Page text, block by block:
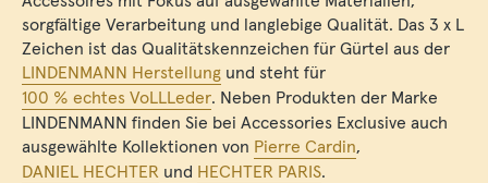
sorgfältige Verarbeitung und langlebige Qualität. Das 3 x L
Zeichen ist das Qualitätskennzeichen für Gürtel aus der
LINDENMANN Herstellung und steht für
100 % echtes VoLLLeder. Neben Produkten der Marke
LINDENMANN finden Sie bei Accessories Exclusive auch
ausgewählte Kollektionen von Pierre Cardin,
DANIEL HECHTER und HECHTER PARIS.